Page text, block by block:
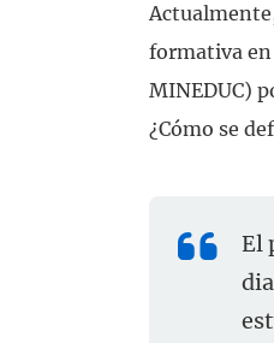
formativa en
MINEDUC)
¿Cómo se
El